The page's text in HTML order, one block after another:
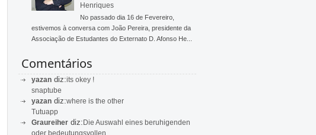
Henriques
No passado dia 16 de Fevereiro,
estivemos à conversa com João Pereira, presidente da
Associação de Estudantes do Externato D. Afonso He...
Comentários
yazan diz:its okey !
snaptube
yazan diz:where is the other
Tutuapp
Graureiher diz:Die Auswahl eines beruhigenden
oder bedeutungsvollen